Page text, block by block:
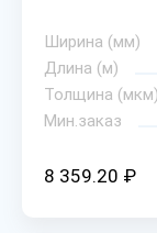
Ширина (мм)
Длина (м)
Толщина (мкм)
Мин.заказ
8 359.20 ₽